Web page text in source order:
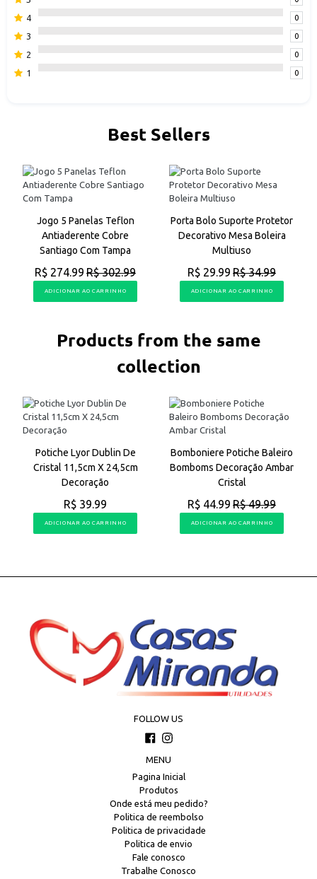
Indicação:
• Apto à lava louças;
louça.
4 0
3 0
2 0
1 0
Best Sellers
Jogo 5 Panelas Teflon
Antiaderente Cobre
Santiago Com Tampa
R$ 274.99 R$ 302.99
ADICIONAR AO CARRINHO
Porta Bolo Suporte Protetor
Decorativo Mesa Boleira
Multiuso
R$ 29.99 R$ 34.99
ADICIONAR AO CARRINHO
Products from the same
collection
Potiche Lyor Dublin De
Cristal 11,5cm X 24,5cm
Decoração
R$ 39.99
ADICIONAR AO CARRINHO
Bomboniere Potiche Baleiro
Bomboms Decoração Ambar
Cristal
R$ 44.99 R$ 49.99
ADICIONAR AO CARRINHO
FOLLOW US
FacebookInstagram
MENU
Pagina Inicial
Produtos
Onde está meu pedido?
Politica de reembolso
Politica de privacidade
Politica de envio
Fale conosco
Trabalhe Conosco